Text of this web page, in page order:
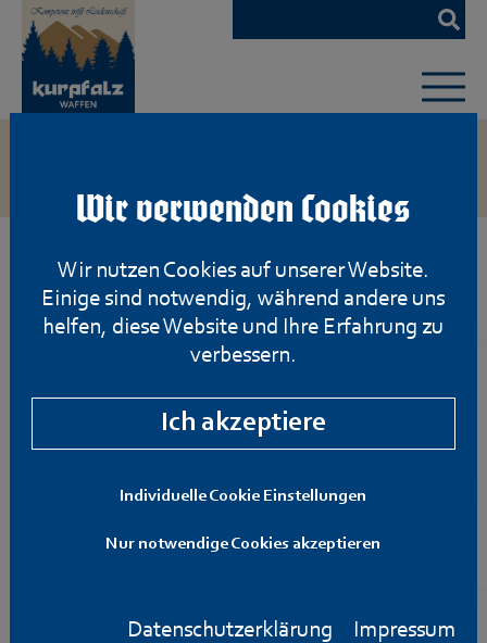
Wir verwenden Cookies
Wir nutzen Cookies auf unserer Website.
Einige sind notwendig, während andere uns
helfen, diese Website und Ihre Erfahrung zu
verbessern.
Ich akzeptiere
Individuelle Cookie Einstellungen
Nur notwendige Cookies akzeptieren
Datenschutzerklärung Impressum
Zum
Hauptinhalt
springen
Freie Waffen
Luftdruck / CO2